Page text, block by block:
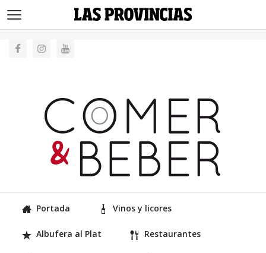
Portada Vinos y licores
Albufera al Plat Restaurantes